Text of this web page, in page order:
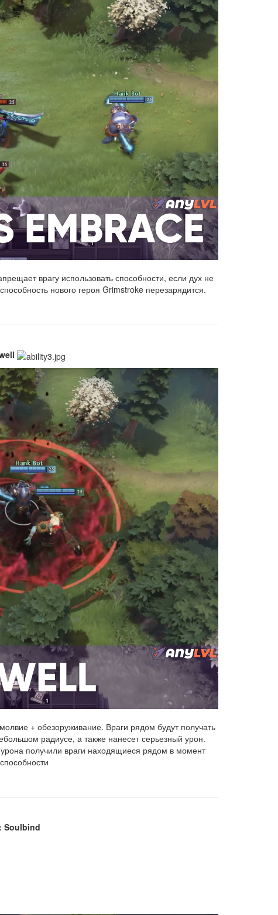
врагу использовать способности, если дух не
нового героя Grimstroke перезарядится.
+ обезоруживание. Враги рядом будут получать
радиусе, а также нанесет серьезный урон.
урона получили враги находящиеся рядом в момент
Soulbind